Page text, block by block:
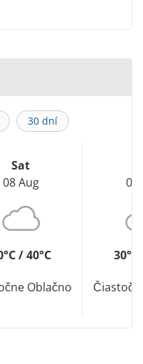
30 dní
Sat
08 Aug
/ 40°C
Oblačno
09
30°C